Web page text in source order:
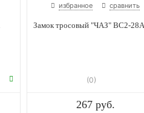
избранное сравнить
Замок тросовый "ЧАЗ" ВС2-
(0)
267 руб.